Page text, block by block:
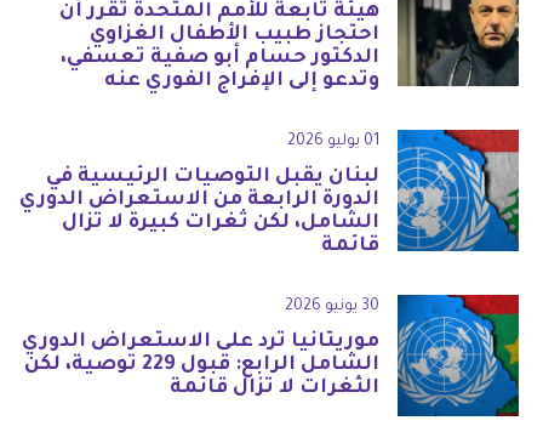
هيئة تابعة للأمم المتحدة تقرر أن
احتجاز طبيب الأطفال الغزاوي
الدكتور حسام أبو صفية تعسفي،
وتدعو إلى الإفراج الفوري عنه
01 يوليو 2026
لبنان يقبل التوصيات الرئيسية في
الدورة الرابعة من الاستعراض الدوري
الشامل، لكن ثغرات كبيرة لا تزال
قائمة
30 يونيو 2026
موريتانيا ترد على الاستعراض الدوري
الشامل الرابع: قبول 229 توصية، لكن
الثغرات لا تزال قائمة